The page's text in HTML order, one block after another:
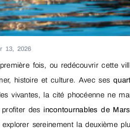
13, 2026
fois, ou redécouvrir cette
histoire et culture. Avec ses
vivantes, la cité phocéenne ne
profiter des incontournables de
sereinement la deuxième